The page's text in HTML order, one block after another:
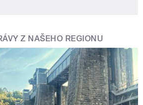
Z NAŠEHO REGIONU